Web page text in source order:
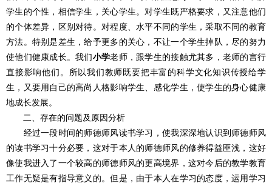
学生的个性，相信学生，关心学生。对学生既严格要求，又注意他们
的个体差异，区别对待。对程度、水平不同的学生，采取不同的教育
方法。特别是差生，给予更多的关心，不让一个学生掉队，尽的努力
使他们健康成长。我们小学老师，跟学生的接触尤其多，老师的言行
直接影响他们。所以我们教师既要把丰富的科学文化知识传授给学
生，又要用自己的高尚人格影响学生、感化学生，使学生的身心健康
地成长发展。
二、存在的问题及原因分析
经过一段时间的师德师风读书学习，使我深深地认识到师德师风
的读书学习十分必要，这对于本人的师德师风的修养得益匪浅，这好
像使我进入了一个较高的师德师风的更高境界，这对今后的教学教育
工作无疑是有指导意义的。但是，由于本人在学习的态度，运用学习